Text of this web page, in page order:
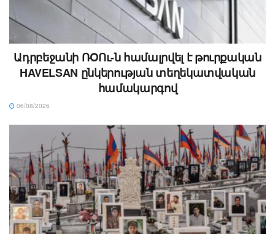
Ադրբեջանի ՌՕՈւ-ն համալրվել է թուրքական
HAVELSAN ընկերության տեղեկատվական
համակարգով
06/08/2026